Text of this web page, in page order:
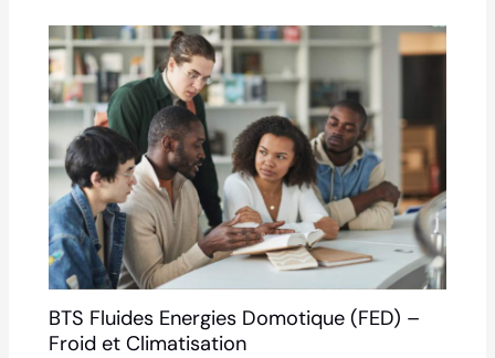
BTS Fluides Energies Domotique (FED) –
Froid et Climatisation